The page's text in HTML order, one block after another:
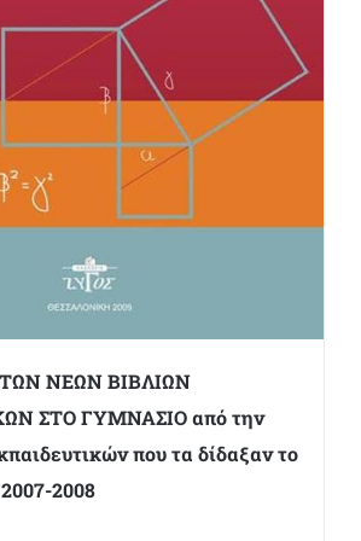
ΝΕΩΝ ΒΙΒΛΙΩΝ
ΣΤΟ ΓΥΜΝΑΣΙΟ από την
που τα δίδαξαν το
2008